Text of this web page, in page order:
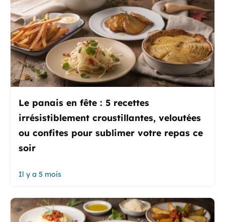
Le panais en fête : 5 recettes
irrésistiblement croustillantes, veloutées
ou confites pour sublimer votre repas ce
soir
Il y a 5 mois